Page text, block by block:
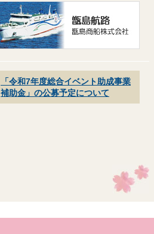
「令和7年度総合イベント助成事業
補助金」の公募予定について